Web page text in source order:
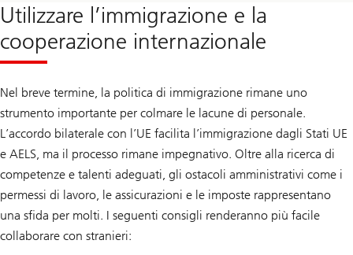
Utilizzare l’immigrazione e la
cooperazione internazionale
Nel breve termine, la politica di immigrazione rimane uno
strumento importante per colmare le lacune di personale.
L’accordo bilaterale con l’UE facilita l’immigrazione dagli Stati UE
e AELS, ma il processo rimane impegnativo. Oltre alla ricerca di
competenze e talenti adeguati, gli ostacoli amministrativi come i
permessi di lavoro, le assicurazioni e le imposte rappresentano
una sfida per molti. I seguenti consigli renderanno più facile
collaborare con stranieri: